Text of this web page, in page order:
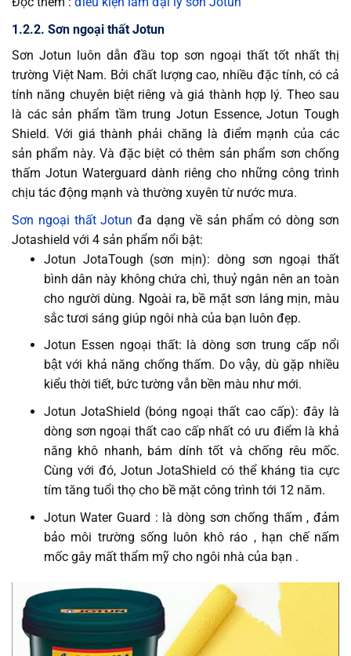
1.2.2. Sơn ngoại thất Jotun
Sơn Jotun luôn dẫn đầu top sơn ngoại thất tốt nhất thị
trường Việt Nam. Bởi chất lượng cao, nhiều đặc tính, có cả
tính năng chuyên biệt riêng và giá thành hợp lý. Theo sau
là các sản phẩm tầm trung Jotun Essence, Jotun Tough
Shield. Với giá thành phải chăng là điểm mạnh của các
sản phẩm này. Và đặc biệt có thêm sản phẩm sơn chống
thấm Jotun Waterguard dành riêng cho những công trình
chịu tác động mạnh và thường xuyên từ nước mưa.
Sơn ngoại thất Jotun đa dạng về sản phẩm có dòng sơn
Jotashield với 4 sản phẩm nổi bật:
Jotun JotaTough (sơn mịn): dòng sơn ngoại thất
bình dân này không chứa chì, thuỷ ngân nên an toàn
cho người dùng. Ngoài ra, bề mặt sơn láng mịn, màu
sắc tươi sáng giúp ngôi nhà của bạn luôn đẹp.
Jotun Essen ngoại thất: là dòng sơn trung cấp nổi
bật với khả năng chống thấm. Do vậy, dù gặp nhiều
kiểu thời tiết, bức tường vẫn bền màu như mới.
Jotun JotaShield (bóng ngoại thất cao cấp): đây là
dòng sơn ngoại thất cao cấp nhất có ưu điểm là khả
năng khô nhanh, bám dính tốt và chống rêu mốc.
Cùng với đó, Jotun JotaShield có thể kháng tia cực
tím tăng tuổi thọ cho bề mặt công trình tới 12 năm.
Jotun Water Guard : là dòng sơn chống thấm , đảm
bảo môi trường sống luôn khô ráo , hạn chế nấm
mốc gây mất thẩm mỹ cho ngôi nhà của bạn .